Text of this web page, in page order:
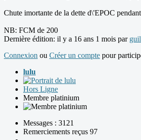
Chute imortante de la dette d\'EPOC
NB: FCM de 200
Dernière édition: il y a 16 ans 1 mois par
Connexion ou Créer un compte pour
lulu
Hors Ligne
Membre platinium
Messages : 3121
Remerciements reçus 97